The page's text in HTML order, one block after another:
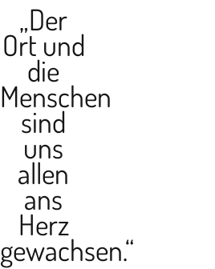
„Der
Ort und
die
Menschen
sind
uns
allen
ans
Herz
gewachsen.“